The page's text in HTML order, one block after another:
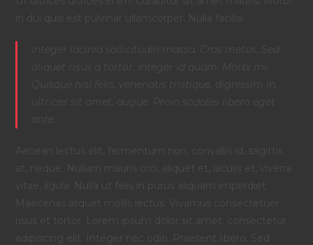
in dui quis est pulvinar ullamcorper. Nulla facilisi.
Integer lacinia sollicitudin massa. Cras metus. Sed
aliquet risus a tortor. Integer id quam. Morbi mi.
Quisque nisl felis, venenatis tristique, dignissim in,
ultrices sit amet, augue. Proin sodales libero eget
ante.
Aenean lectus elit, fermentum non, convallis id, sagittis
at, neque. Nullam mauris orci, aliquet et, iaculis et, viverra
vitae, ligula. Nulla ut felis in purus aliquam imperdiet.
Maecenas aliquet mollis lectus. Vivamus consectetuer
risus et tortor. Lorem ipsum dolor sit amet, consectetur
adipiscing elit. Integer nec odio. Praesent libero. Sed